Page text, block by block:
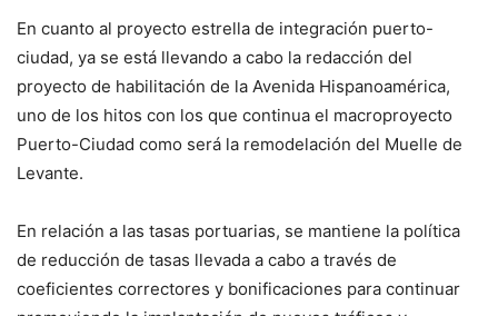
En cuanto al proyecto estrella de integración puerto-
ciudad, ya se está llevando a cabo la redacción del
proyecto de habilitación de la Avenida Hispanoamérica,
uno de los hitos con los que continua el macroproyecto
Puerto-Ciudad como será la remodelación del Muelle de
Levante.
En relación a las tasas portuarias, se mantiene la política
de reducción de tasas llevada a cabo a través de
coeficientes correctores y bonificaciones para continuar